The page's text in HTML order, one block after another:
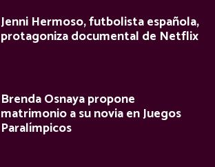
Jenni Hermoso, futbolista española,
protagoniza documental de Netflix
Brenda Osnaya propone
matrimonio a su novia en Juegos
Paralímpicos